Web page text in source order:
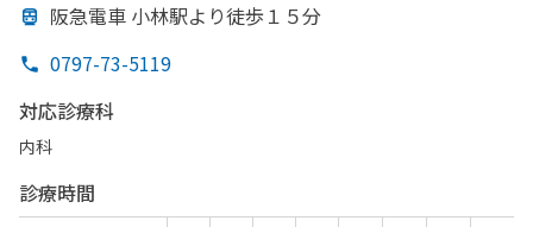
阪急電車 小林駅より徒歩１５分
0797-73-5119
対応診療科
内科
診療時間